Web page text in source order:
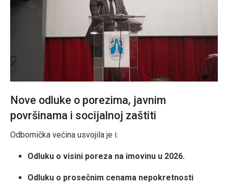
Nove odluke o porezima, javnim
površinama i socijalnoj zaštiti
Odbornička većina usvojila je i:
Odluku o visini poreza na imovinu u 2026.
Odluku o prosečnim cenama nepokretnosti